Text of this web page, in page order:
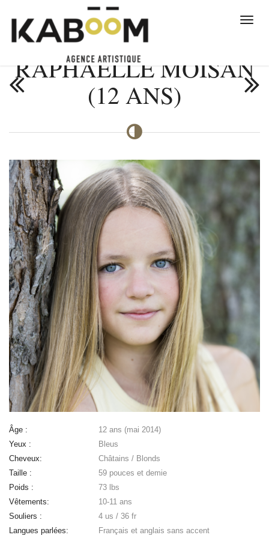
RAPHAËLLE MOISAN
(12 ANS)
Âge :
12 ans (mai 2014)
Yeux :
Bleus
Cheveux:
Châtains / Blonds
Taille :
59 pouces et demie
Poids :
73 lbs
Vêtements:
10-11 ans
Souliers :
4 us / 36 fr
Langues parlées:
Français et anglais sans accent